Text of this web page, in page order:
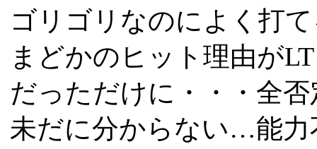
ゴリゴリなのによく打
まどかのヒット理由が
だっただけに・・・全
未だに分からない…能力